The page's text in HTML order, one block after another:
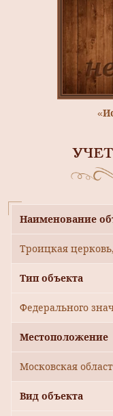
Наименование
Троицкая
Тип объекта
Федерального
Местоположение
Московская
Вид объекта